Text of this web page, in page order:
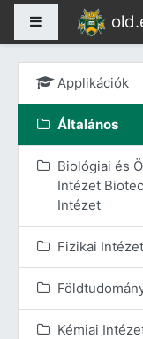
Oldalpanel
Applikációk
Általános
Biológiai és
Intézet
Intézet
Fizikai Intézet
Kémiai